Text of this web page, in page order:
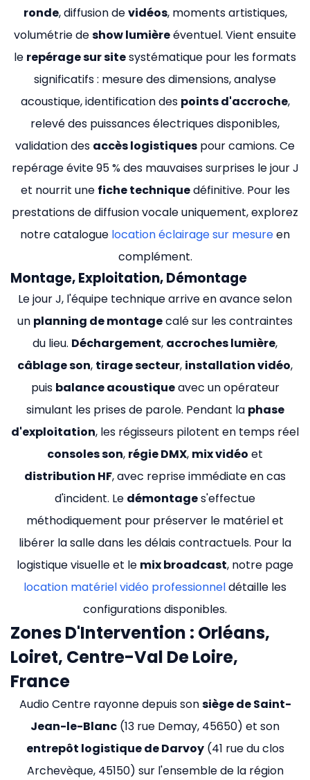
ronde, diffusion devidéos, moments artistiques,
volumétrie deshow lumièreéventuel. Vient ensuite
le repérage sur sitesystématique pour les formats
significatifs : mesure des dimensions, analyse
acoustique, identification des points d'accroche,
relevé des puissances électriques disponibles,
validation des accès logistiques pour camions. Ce
repérage évite 95 % des mauvaises surprises le jour J
et nourrit une fiche techniquedéfinitive. Pour les
prestations de diffusion vocale uniquement, explorez
notre catalogue location éclairage sur mesureen
complément.
Montage, Exploitation, Démontage
Le jour J, l'équipe technique arrive en avance selon
un planning de montagecalé sur les contraintes
du lieu. Déchargement, accroches lumière,
câblage son, tirage secteur, installation vidéo,
puis balance acoustiqueavec un opérateur
simulant les prises de parole. Pendant la phase
d'exploitation, les régisseurs pilotent en temps réel
consoles son, régie DMX, mix vidéo et
distribution HF, avec reprise immédiate en cas
d'incident. Le démontages'effectue
méthodiquement pour préserver le matériel et
libérer la salle dans les délais contractuels. Pour la
logistique visuelle et le mix broadcast, notre page
location matériel vidéo professionneldétaille les
configurations disponibles.
Zones D'Intervention : Orléans,
Loiret, Centre-Val De Loire,
France
Audio Centre rayonne depuis sonsiège de Saint-
Jean-le-Blanc (13 rue Demay, 45650) et son
entrepôt logistique de Darvoy(41 rue du clos
Archevèque, 45150) sur l'ensemble de la région